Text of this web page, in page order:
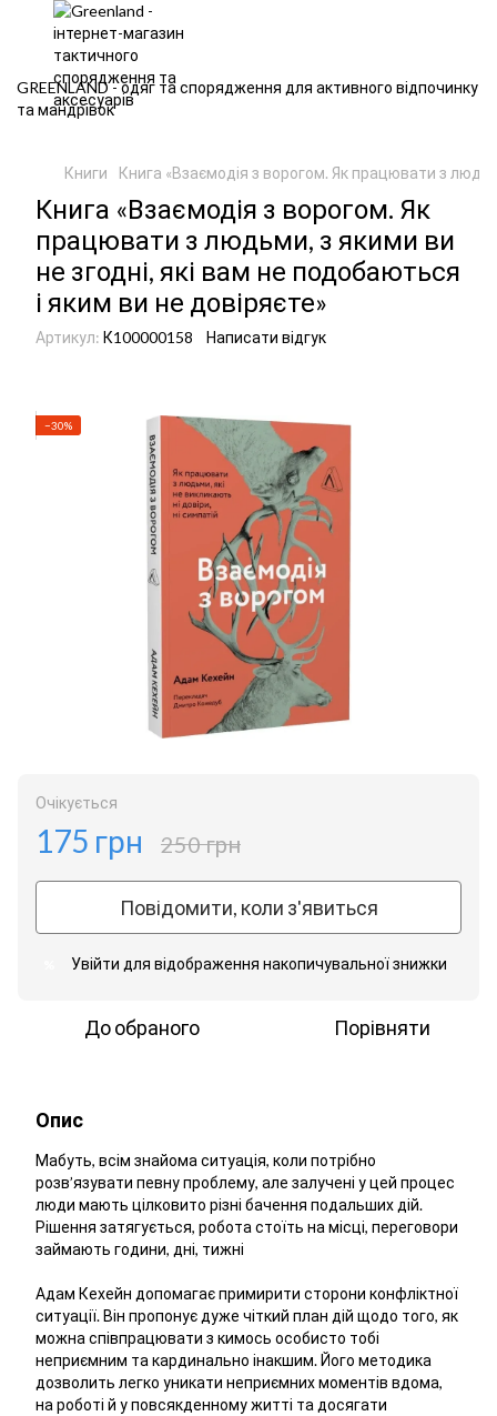
GREENLAND - одяг та спорядження для активного відпочинку
та мандрівок
Книги Книга «Взаємодія з ворогом. Як працювати з
Книга «Взаємодія з ворогом. Як
працювати з людьми, з якими ви
не згодні, які вам не подобаються
і яким ви не довіряєте»
Артикул: К100000158 Написати відгук
−30%
Очікується
175 грн 250 грн
Повідомити, коли з'явиться
Увійти для відображення накопичувальної знижки
До обраного Порівняти
Опис
Мабуть, всім знайома ситуація, коли потрібно
розв’язувати певну проблему, але залучені у цей процес
люди мають цілковито різні бачення подальших дій.
Рішення затягується, робота стоїть на місці, переговори
займають години, дні, тижні
Адам Кехейн допомагає примирити сторони конфліктної
ситуації. Він пропонує дуже чіткий план дій щодо того, як
можна співпрацювати з кимось особисто тобі
неприємним та кардинально інакшим. Його методика
дозволить легко уникати неприємних моментів вдома,
на роботі й у повсякденному житті та досягати